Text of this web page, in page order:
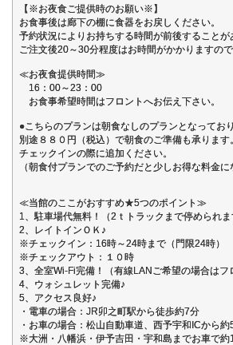
【※お夜食ご提供時のお願い※】
お食事後は廊下の棚に食器をお戻しください。
予約状況によりお持ちする時間が前後することが
ご注文後20～30分程度はお時間がかかりますので
≪お夜食提供時間≫
16：00～23：00
お食事希望時間はフロントへお伝え下さい。
●こちらのプランは朝食なしのプランとなっており
別途８８０円（税込）で朝食のご準備も承ります。
チェックインの際に追加ください。
（朝食付プランでのご予約だと少しお得な料金に
≪当館のここがおすすめ★5つのポイント≫
1、駐車場代無料！（2ｔトラックまで停められま
2、レイトインＯＫ♪
※チェックイン：16時～24時まで（門限24時）
※チェックアウト：１０時
3、全室Wi-Fi完備！（有線LANご希望の場合はフ
4、ウォシュレット完備♪
5、アクセス良好♪
・電車の場合：JR卯之町駅から徒歩約7分
・お車の場合：松山自動車道、西予宇和ICから約
※大洲・八幡浜・伊予吉田・宇和島までお車で約